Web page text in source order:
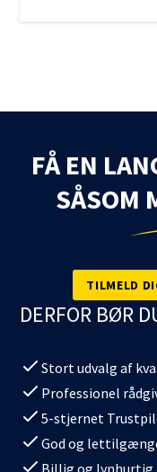
FÅ EN
SÅSOM
TILMELD
DERFOR BØR
Stort udvalg af
Professionel
5-stjernet
God og